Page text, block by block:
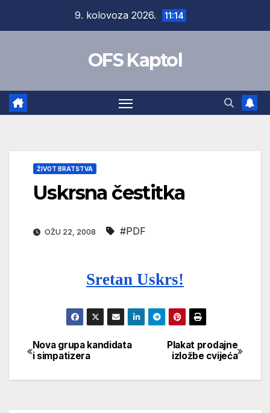
9. kolovoza 2026. 11:14
OFS Kaptol
ŽIVOT BRATSTVA
Uskrsna čestitka
OŽU 22, 2008 #PDF
Sretan Uskrs!
Navigacija
objava
Plakat prodajne
izložbe cvijeća
Nova grupa kandidata
i simpatizera